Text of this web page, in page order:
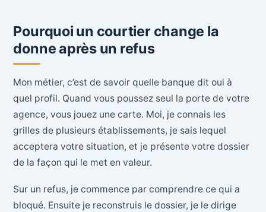
Pourquoi un courtier change la
donne après un refus
Mon métier, c’est de savoir quelle banque dit oui à
quel profil. Quand vous poussez seul la porte de votre
agence, vous jouez une carte. Moi, je connais les
grilles de plusieurs établissements, je sais lequel
acceptera votre situation, et je présente votre dossier
de la façon qui le met en valeur.
Sur un refus, je commence par comprendre ce qui a
bloqué. Ensuite je reconstruis le dossier, je le dirige